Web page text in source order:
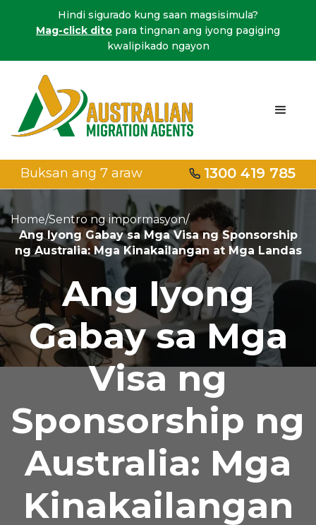
Hindi sigurado kung saan magsisimula?
Mag-click dito para tingnan ang iyong pagiging
kwalipikado ngayon
Buksan ang 7 araw 1300 419 785
Home/Sentro ng impormasyon/
Ang Iyong Gabay sa Mga Visa ng Sponsorship
ng Australia: Mga Kinakailangan at Mga Landas
Ang Iyong
Gabay sa Mga
Visa ng
Sponsorship ng
Australia: Mga
Kinakailangan